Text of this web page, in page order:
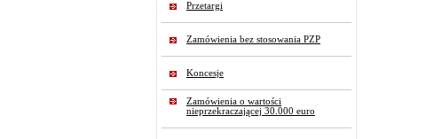
Przetargi
Zamówienia bez stosowania PZP
Koncesje
Zamówienia o wartości
nieprzekraczającej 30.000 euro